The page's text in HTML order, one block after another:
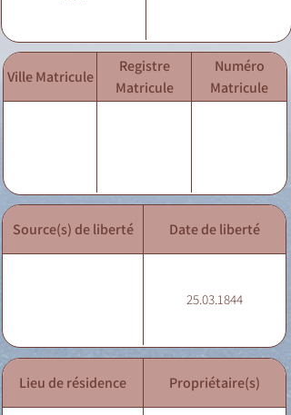
Ville Matricule
Registre
Matricule
Numéro
Matricule
Source(s) de liberté Date de liberté
25.03.1844
Lieu de résidence Propriétaire(s)